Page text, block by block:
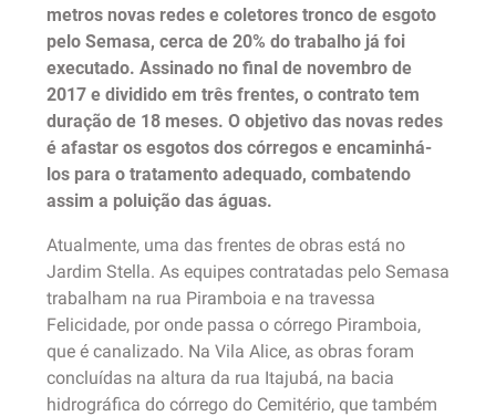
metros novas redes e coletores tronco de esgoto
pelo Semasa, cerca de 20% do trabalho já foi
executado. Assinado no final de novembro de
2017 e dividido em três frentes, o contrato tem
duração de 18 meses. O objetivo das novas redes
é afastar os esgotos dos córregos e encaminhá-
los para o tratamento adequado, combatendo
assim a poluição das águas.
Atualmente, uma das frentes de obras está no
Jardim Stella. As equipes contratadas pelo Semasa
trabalham na rua Piramboia e na travessa
Felicidade, por onde passa o córrego Piramboia,
que é canalizado. Na Vila Alice, as obras foram
concluídas na altura da rua Itajubá, na bacia
hidrográfica do córrego do Cemitério, que também